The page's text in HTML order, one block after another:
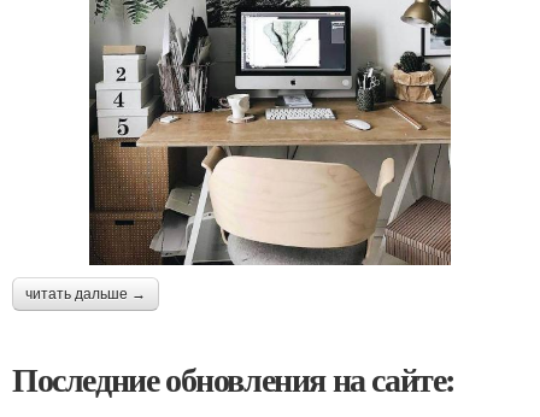
читать дальше →
Последние обновления на сайте: